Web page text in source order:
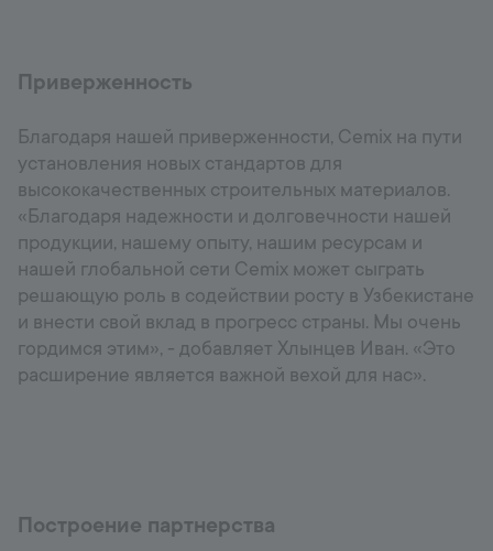
Приверженность
Благодаря нашей приверженности, Cemix на пути
установления новых стандартов для
высококачественных строительных материалов.
«Благодаря надежности и долговечности нашей
продукции, нашему опыту, нашим ресурсам и
нашей глобальной сети Cemix может сыграть
решающую роль в содействии росту в Узбекистане
и внести свой вклад в прогресс страны. Мы очень
гордимся этим», - добавляет Хлынцев Иван. «Это
расширение является важной вехой для нас».
Построение партнерства